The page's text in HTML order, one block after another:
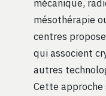
mécanique,
mésothérapie
centres
qui associent
autres
Cette approche